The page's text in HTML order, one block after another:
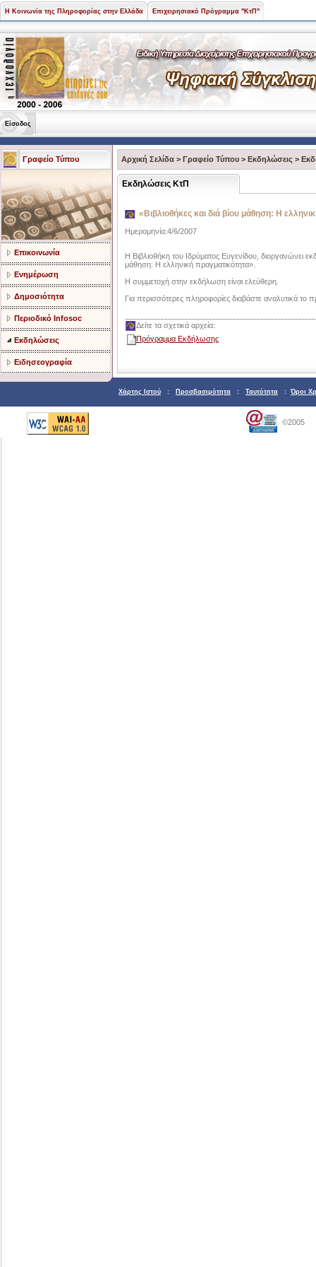
Η Κοινωνία της Πληροφορίας στην Ελλάδα Επιχειρησιακό Πρόγραμμα "ΚτΠ"
Είσοδος
Γραφείο Τύπου
Επικοινωνία
Ενημέρωση
Δημοσιότητα
Περιοδικό Infosoc
Εκδηλώσεις
Ειδησεογραφία
Αρχική Σελίδα > Γραφείο Τύπου > Εκδηλώσεις >
Εκδηλώσεις ΚτΠ
«Βιβλιοθήκες και διά βίου μάθηση: Η
Ημερομηνία:4/6/2007
Η Βιβλιοθήκη του Ιδρύματος Ευγενίδου, διοργανώνει
μάθηση: Η ελληνική πραγματικότητα».
Η συμμετοχή στην εκδήλωση είναι ελεύθερη.
Για περισσότερες πληροφορίες διαβάστε αναλυτικά
Δείτε τα σχετικά αρχεία:
Πρόγραμμα Εκδήλωσης
Χάρτης Ιστού : Προσβασιμότητα : Ταυτότητα : Όροι
©2005